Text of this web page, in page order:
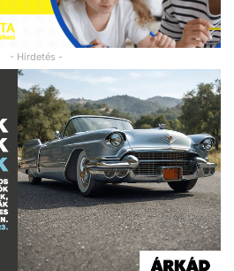
- Hirdetés -